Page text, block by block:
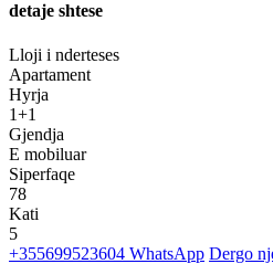
detaje shtese
Lloji i nderteses
Apartament
Hyrja
1+1
Gjendja
E mobiluar
Siperfaqe
78
Kati
5
+355699523604 WhatsApp Dergo